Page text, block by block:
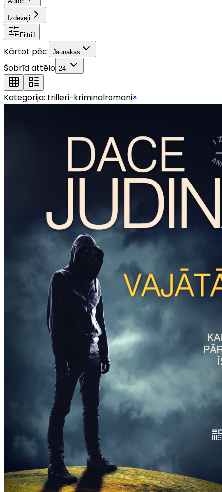
Izdevēji
Filtri1
Kārtot pēc: Jaunākās
Šobrīd attēlo 24
Kategorija: trilleri-kriminalromani×